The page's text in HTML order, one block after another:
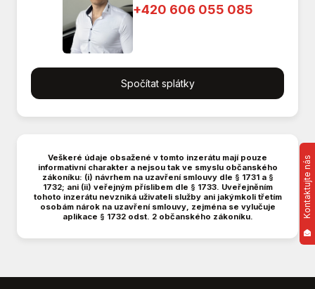
El. okna
Elektronická ruční brzda
Hands free
LED denní svícení
Manuální převodovka
Multifunkční volant
Nastavitelný volant
Parkovací kamera
+420 606 055 085
Spočítat splátky
Veškeré údaje obsažené v tomto inzerátu mají pouze
informativní charakter a nejsou tak ve smyslu občanského
zákoníku: (i) návrhem na uzavření smlouvy dle § 1731 a §
1732; ani (ii) veřejným příslibem dle § 1733. Uveřejněním
tohoto inzerátu nevzniká uživateli služby ani jakýmkoli třetím
osobám nárok na uzavření smlouvy, zejména se vylučuje
aplikace § 1732 odst. 2 občanského zákoníku.
Kontaktujte nás